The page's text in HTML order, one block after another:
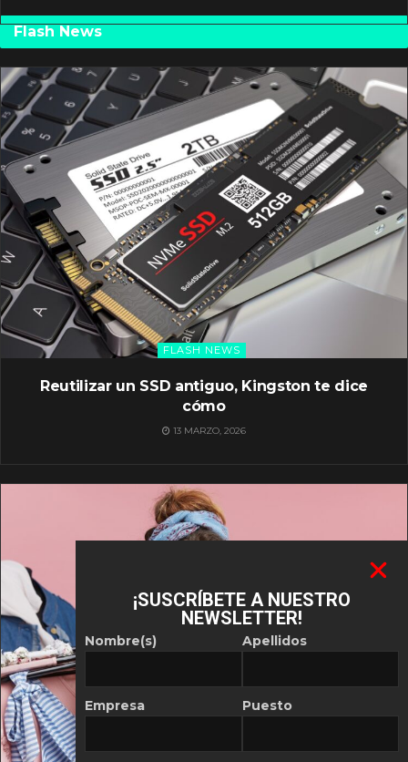
Flash News
FLASH NEWS
Reutilizar un SSD antiguo, Kingston te dice
cómo
13 MARZO, 2026
¡SUSCRÍBETE A NUESTRO
NEWSLETTER!
Nombre(s)
Empresa
Apellidos
Puesto